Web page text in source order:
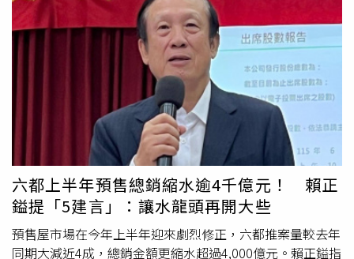
從投資需求主導，逐步回歸首購、自住、換屋及實際供需支
撐的格局。對購屋人而言，與其追逐短期行情，更應聚焦自
身財務能力與區域基本面，才能在分化市場中找到真正具有
長期價值的標的。FAQQ1：房貸集中度下降，對房市一定是
利空嗎？不一定。房貸集中度下降，可能是銀行其他放款成
長速度更快，並不代表房貸金額減少。同期不動產貸款餘額
仍由15.06兆元增加至15.25兆元，顯示銀行仍持續承作房
貸，房市資金並未全面退場。Q2：房貸餘額持續增加，透
露什麼市場訊號？房貸餘額增加，反映首購、自住、換屋及
新案交屋需求仍持續存在。即使市場短期降溫，實際居住需
求仍形成基本支撐，顯示房市並非失去買盤，而是逐步回歸
穩健交易。Q3：央行信用管制對房市有哪些正面影響？信
用管制有助短期炒作與高槓桿買盤退場，讓市場從追價搶
留一片綠帶，形成「出繁華、入寧靜」的獨特生活。本案基
地約456坪，規劃25至47坪、2至4房的產品，鎖定追求生活
質感的高科技、金融產業菁英與換屋族群。然而，「中國開
發」野心不只於此，後續將於基地旁，陸續推出周邊其它都
更案，以打造整體性規劃的大規模住宅街廓－「北流靜巷-
樹海新居境」，勢必徹底翻轉南港路巷弄的城市容貌。業者
表示：不同於其他個案，「豐琙」基地位置正臨1,697坪新
陽綠地外，並與緊鄰「德杰羽森」、「擎天森林」等新建築
為鄰，形成南港罕見的「新住宅聚落」。乾淨整齊巷廓、大
面積公園綠化、以及緊鄰北流的藝文氛圍，讓這裡更像是台
北市的新天母或是大直重劃區。「豐琙」基地正臨1,697坪
新陽綠地，擁有難得的寬闊棟距與綠意視野。（圖／業者提
供）從「豐琚」的職人精工，中國開發再以「豐琙」擴張聚
口外移，以及重劃區新案價位的推波助瀾下，買盤也逐漸呈
現老化與高收入化的現象。新竹看得到吃不到除了雙北之
外，大新竹地區的青安買盤占比也明顯偏低。數據顯示，新
竹市符合資格的買方僅有58.4%，為全台倒數第二低；新竹
縣也僅有62.5%，位居倒數第三。賴志昶指出，新竹縣市青
安買盤占比低，主因是區域主力購屋客群多為竹科客，年收
入動輒超越200萬元大關，這意味著大新竹有相當高比例的
買方，對於青安3.0是看得到卻吃不到。中南部成最大贏家
相較於北部，符合青安資格的買方多集中在中南部與離島縣
市，占比前五名依序為澎湖縣、金門縣、嘉義縣、彰化縣及
屏東縣，六都中的桃園與高雄也都有高達七成五以上的買盤
受惠。住商不動產企劃研究室執行總監徐佳馨分析，青安
3.0透過精準補貼，既排富又排老，能有效堵住高所得者藉
優惠貸款炒房。不過徐佳馨也提醒，民眾除評估自身年齡與
六都上半年預售總銷縮水逾4千億元！ 賴正
鎰提「5建言」：讓水龍頭再開大些
預售屋市場在今年上半年迎來劇烈修正，六都推案量較去年
同期大減近4成，總銷金額更縮水超過4,000億元。賴正鎰指